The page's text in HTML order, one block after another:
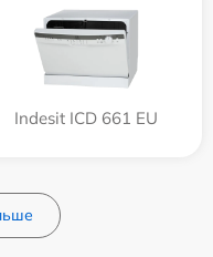
Indesit ICD 661 EU